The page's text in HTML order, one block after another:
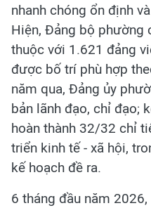
nhanh chóng ổn định
Hiện, Đảng bộ phường
thuộc với 1.621 đảng
được bố trí phù hợp
năm qua, Đảng ủy
bản lãnh đạo, chỉ đạo;
hoàn thành 32/32 chỉ
triển kinh tế - xã hội,
kế hoạch đề ra.
6 tháng đầu năm